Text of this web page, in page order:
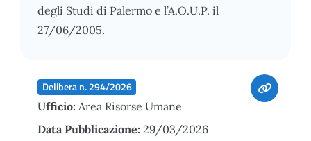
degli Studi di Palermo e l’A.O.U.P. il
27/06/2005.
Delibera n. 294/2026
Ufficio: Area Risorse Umane
Data Pubblicazione: 29/03/2026